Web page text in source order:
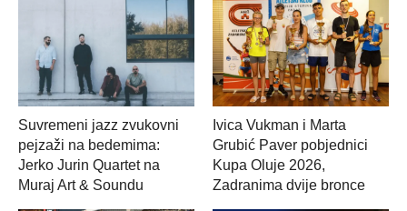
Suvremeni jazz zvukovni
pejzaži na bedemima:
Jerko Jurin Quartet na
Muraj Art & Soundu
Ivica Vukman i Marta
Grubić Paver pobjednici
Kupa Oluje 2026,
Zadranima dvije bronce